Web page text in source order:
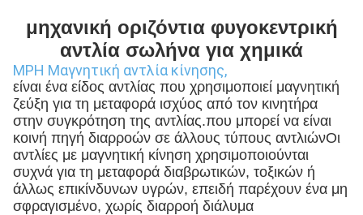
μηχανική οριζόντια φυγοκεντρική
αντλία σωλήνα για χημικά
MPH Μαγνητική αντλία κίνησης,
είναι ένα είδος αντλίας που χρησιμοποιεί μαγνητική
ζεύξη για τη μεταφορά ισχύος από τον κινητήρα
στην συγκρότηση της αντλίας.που μπορεί να είναι
κοινή πηγή διαρροών σε άλλους τύπους αντλιώνΟι
αντλίες με μαγνητική κίνηση χρησιμοποιούνται
συχνά για τη μεταφορά διαβρωτικών, τοξικών ή
άλλως επικίνδυνων υγρών, επειδή παρέχουν ένα μη
σφραγισμένο, χωρίς διαρροή διάλυμα